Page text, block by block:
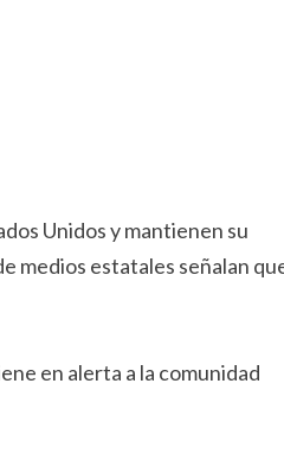
Unidos y mantienen su
medios estatales señalan
en alerta a la comunidad